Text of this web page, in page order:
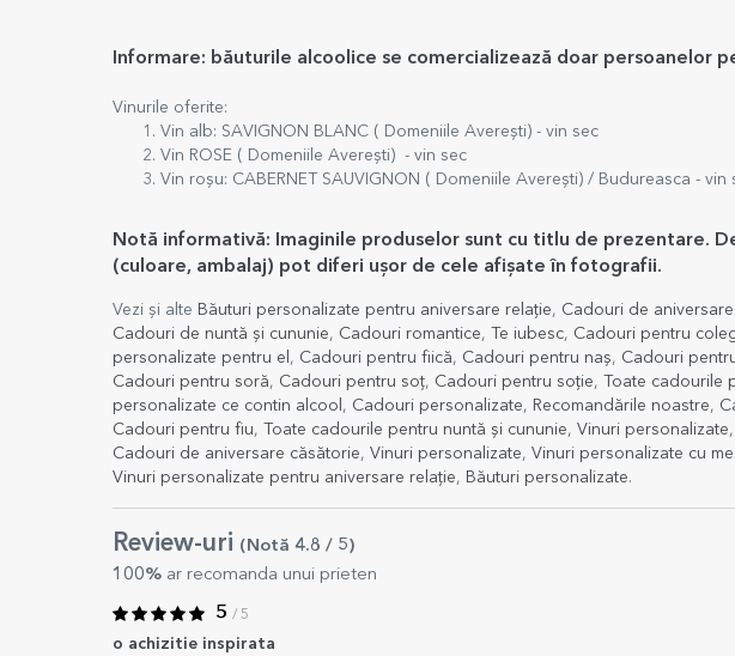
Informare: băuturile alcoolice se comercializează doar persoanelor
Vinurile oferite:
Vin alb: SAVIGNON BLANC ( Domeniile Averești) - vin sec
Vin ROSE ( Domeniile Averești) - vin sec
Vin roșu: CABERNET SAUVIGNON ( Domeniile Averești) / Budureasca - vin
Notă informativă: Imaginile produselor sunt cu titlu de prezentare.
(culoare, ambalaj) pot diferi ușor de cele afișate în fotografii.
Vezi și alte Băuturi personalizate pentru aniversare relație, Cadouri de
Cadouri de nuntă și cununie, Cadouri romantice, Te iubesc, Cadouri pentru
personalizate pentru el , Cadouri pentru fiică, Cadouri pentru naș, Cadouri
Cadouri pentru soră, Cadouri pentru soț, Cadouri pentru soție, Toate cadourile
personalizate ce contin alcool , Cadouri personalizate, Recomandările noastre,
Cadouri pentru fiu, Toate cadourile pentru nuntă și cununie, Vinuri personalizate,
Cadouri de aniversare căsătorie, Vinuri personalizate, Vinuri personalizate cu
Vinuri personalizate pentru aniversare relație, Băuturi personalizate.
Review-uri (Notă 4.8 / 5)
100% ar recomanda unui prieten
5 / 5
o achizitie inspirata